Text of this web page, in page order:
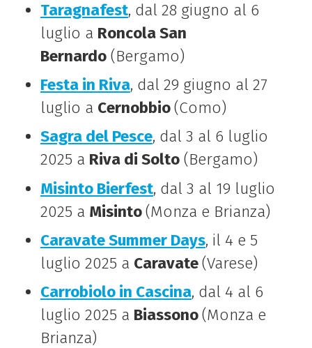
Taragnafest, dal 28 giugno al 6
luglio a Roncola San
Bernardo(Bergamo)
Festa in Riva, dal 29 giugno al 27
luglio a Cernobbio(Como)
Sagra del Pesce, dal 3 al 6 luglio
2025 a Riva di Solto(Bergamo)
Misinto Bierfest, dal 3 al 19 luglio
2025 a Misinto(Monza e Brianza)
Caravate Summer Days, il 4 e 5
luglio 2025 a Caravate(Varese)
Carrobiolo in Cascina, dal 4 al 6
luglio 2025 a Biassono(Monza e
Brianza)